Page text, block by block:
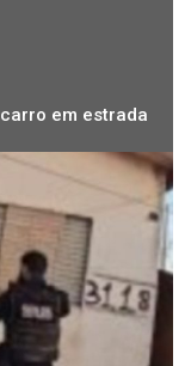
em estrada